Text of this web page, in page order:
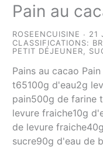
Pain au
ROSEENCUISINE
21
CLASSIFICATIONS:
PETIT DÉJEUNER
Pains au cacao
t65100g d'eau2g
pain500g de farine
levure fraiche10g
de levure
sucre90g d'eau de